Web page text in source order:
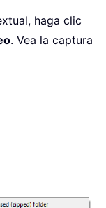
haga clic
. Vea la captura